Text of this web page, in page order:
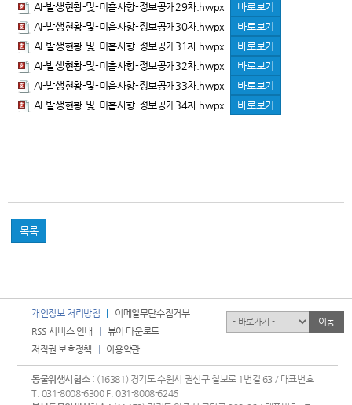
AI-발생현황-및-미흡사항-정보공개29차.hwpx
바로보기
AI-발생현황-및-미흡사항-정보공개30차.hwpx
바로보기
AI-발생현황-및-미흡사항-정보공개31차.hwpx
바로보기
AI-발생현황-및-미흡사항-정보공개32차.hwpx
바로보기
AI-발생현황-및-미흡사항-정보공개33차.hwpx
바로보기
AI-발생현황-및-미흡사항-정보공개34차.hwpx
바로보기
목록
개인정보 처리방침
이메일무단수집거부
RSS 서비스 안내
뷰어 다운로드
저작권 보호정책
이용약관
동물위생시험소 : (16381) 경기도 수원시 권선구 칠보로 1번길 63 / 대표번호 :
T. 031-8008-6300 F. 031-8008-6246
유관기관 이동